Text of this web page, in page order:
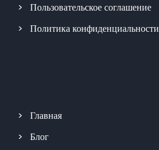
Пользовательское соглашение
Политика конфиденциальности
Главная
Блог